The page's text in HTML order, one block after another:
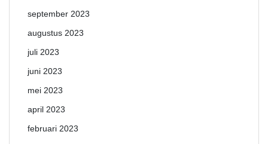
september 2023
augustus 2023
juli 2023
juni 2023
mei 2023
april 2023
februari 2023